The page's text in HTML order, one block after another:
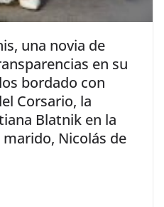
una novia de
en su
bordado con
Corsario, la
Blatnik en la
Nicolás de